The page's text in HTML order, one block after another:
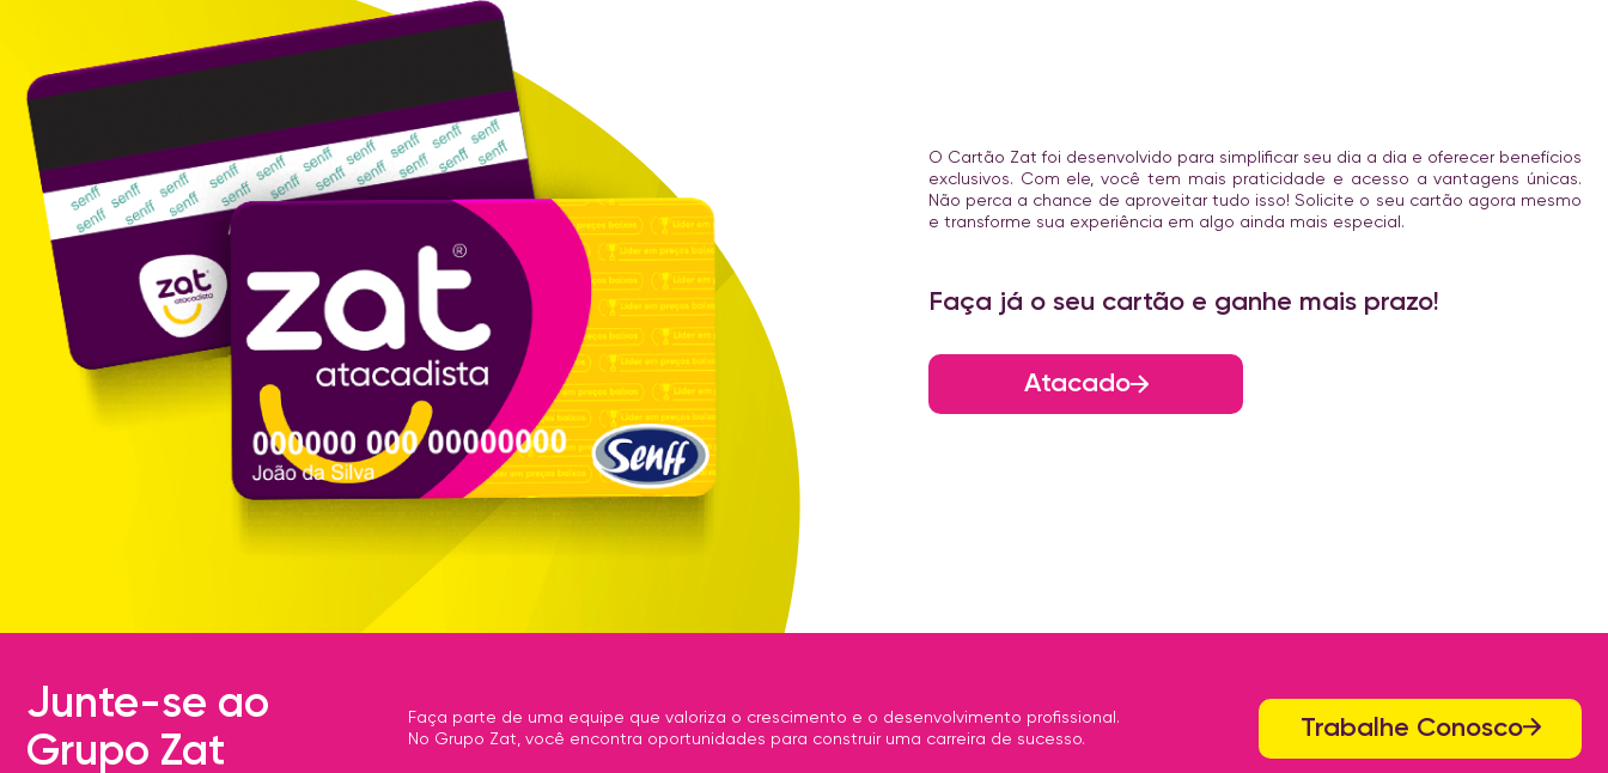
O Cartão Zat foi desenvolvido para simplificar seu dia a dia e oferecer benefícios
exclusivos. Com ele, você tem mais praticidade e acesso a vantagens únicas.
Não perca a chance de aproveitar tudo isso! Solicite o seu cartão agora mesmo
e transforme sua experiência em algo ainda mais especial.
Faça já o seu cartão e ganhe mais prazo!
Atacado
Junte-se ao
Grupo Zat
Faça parte de uma equipe que valoriza o crescimento e o desenvolvimento profissional.
No Grupo Zat, você encontra oportunidades para construir uma carreira de sucesso.
Trabalhe Conosco